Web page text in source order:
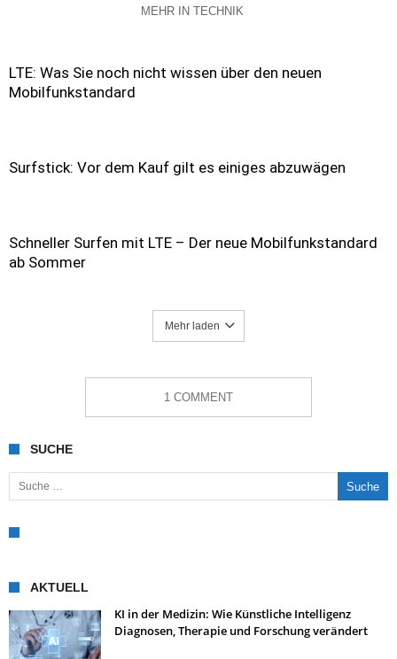
MEHR IN TECHNIK
LTE: Was Sie noch nicht wissen über den neuen
Mobilfunkstandard
Surfstick: Vor dem Kauf gilt es einiges abzuwägen
Schneller Surfen mit LTE – Der neue Mobilfunkstandard
ab Sommer
Mehr laden
1 COMMENT
SUCHE
Suche nach:
AKTUELL
KI in der Medizin: Wie Künstliche Intelligenz
Diagnosen, Therapie und Forschung verändert